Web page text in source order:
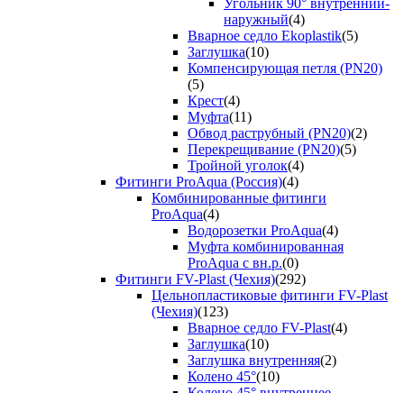
Угольник 90° внутренний-
наружный(4)
Вварное седло Ekoplastik(5)
Заглушка(10)
Компенсирующая петля (PN20)
(5)
Крест(4)
Муфта(11)
Обвод раструбный (PN20)(2)
Перекрещивание (PN20)(5)
Тройной уголок(4)
Фитинги ProAqua (Россия)(4)
Комбинированные фитинги
ProAqua(4)
Водорозетки ProAqua(4)
Муфта комбинированная
ProAqua с вн.р.(0)
Фитинги FV-Plast (Чехия)(292)
Цельнопластиковые фитинги FV-Plast
(Чехия)(123)
Вварное седло FV-Plast(4)
Заглушка(10)
Заглушка внутренняя(2)
Колено 45°(10)